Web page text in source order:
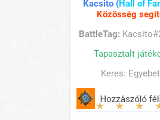
Kacsito (Hall of
Közösség
BattleTag:
Tapasztalt
Keres: Egyebet